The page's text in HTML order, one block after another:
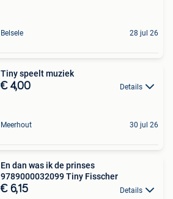
Belsele 28 jul 26
Tiny speelt muziek
€ 4,00 Details
Meerhout 30 jul 26
En dan was ik de prinses
9789000032099 Tiny Fisscher
€ 6,15 Details